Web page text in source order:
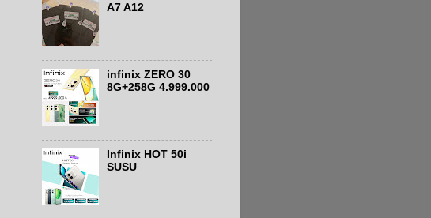
A7 A12
infinix ZERO 30
8G+258G 4.999.000
Infinix HOT 50i
SUSU